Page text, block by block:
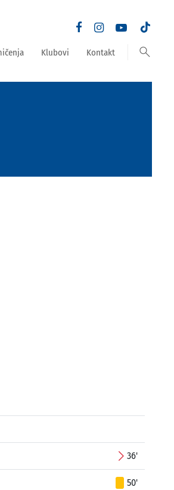
Klubovi Kontakt search
36'
50'